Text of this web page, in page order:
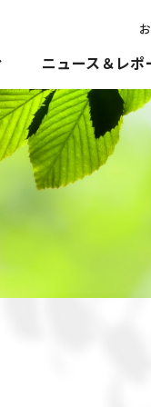
ニュース＆レポ